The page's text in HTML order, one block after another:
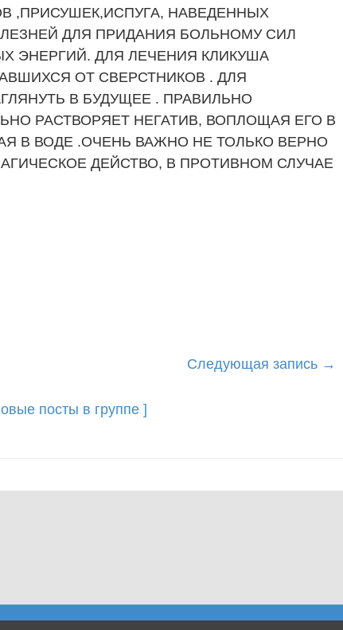
,ПРИСУШЕК,ИСПУГА, НАВЕДЕННЫХ
ДЛЯ ПРИДАНИЯ БОЛЬНОМУ СИЛ
ЭНЕРГИЙ. ДЛЯ ЛЕЧЕНИЯ КЛИКУША
ОТ СВЕРСТНИКОВ . ДЛЯ
В БУДУЩЕЕ . ПРАВИЛЬНО
РАСТВОРЯЕТ НЕГАТИВ, ВОПЛОЩАЯ ЕГО В
В ВОДЕ .ОЧЕНЬ ВАЖНО НЕ ТОЛЬКО ВЕРНО
ДЕЙСТВО, В ПРОТИВНОМ СЛУЧАЕ
Следующая запись →
посты в группе ]